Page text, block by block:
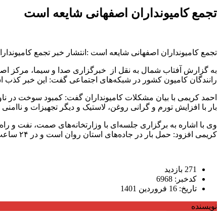
تجمع کامیونداران اصفهانی شایعه است
تجمع کامیونداران اصفهانی شایعه است :انتشار خبر تجمع
به گزارش آفتاب شمال به نقل از خبرگزاری صدا و سیما، مرکز
رانندگان کامیون کشور در شبکه‌های اجتماعی گفت: این خبر کذب
احمد کریمی با بیان مشکلات کامیونداران گفت: کمبود سوخت در
بار با افزایش تورم و گرانی روغن، لاستیک و دیگر تجهیزات و
وی با اشاره به برگزاری جلسه‌ای با وزارتخانه‌های صمت، نفت و
کریمی افزود: حمل بار در جاده‌های استان روان است و در ۲۴ ساعت گذشته مشکلی وجودنداشته است.
271 بازدید
کدخبر: 6968
تاریخ: 16 فروردین 1401
نویسنده